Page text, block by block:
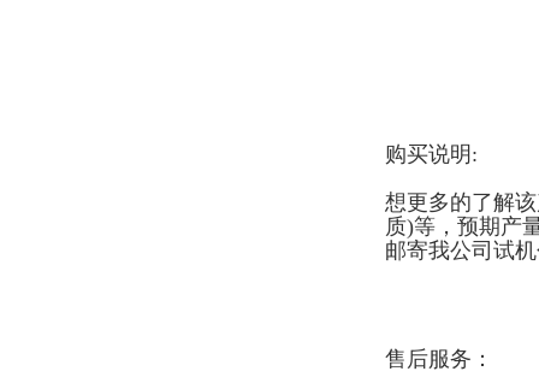
购买说明:
想更多的了解
质)等，预期产
邮寄我公司试
售后服务：